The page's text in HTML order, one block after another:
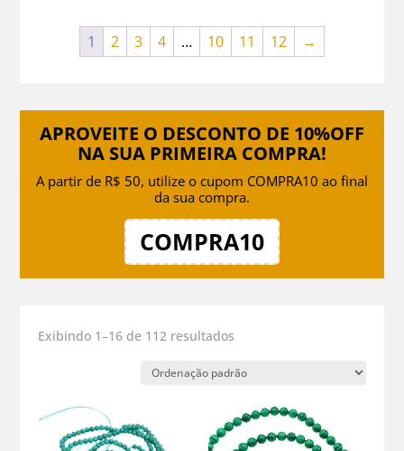
1 2 3 4 … 10 11 12 →
APROVEITE O DESCONTO DE 10%OFF
NA SUA PRIMEIRA COMPRA!
A partir de R$ 50, utilize o cupom COMPRA10 ao final
da sua compra.
COMPRA10
Exibindo 1–16 de 112 resultados